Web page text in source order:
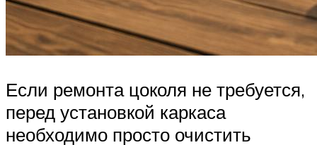
Если ремонта цоколя не требуется,
перед установкой каркаса
необходимо просто очистить